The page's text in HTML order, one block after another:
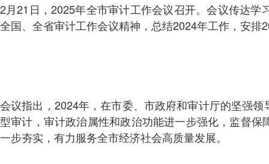
2月21日，2025年全市审计工作会议召开。会议传达
全国、全省审计工作会议精神，总结2024年工作，安
会议指出，2024年，在市委、市政府和审计厅的坚强
型审计，审计政治属性和政治功能进一步强化，监督
一步夯实，有力服务全市经济社会高质量发展。